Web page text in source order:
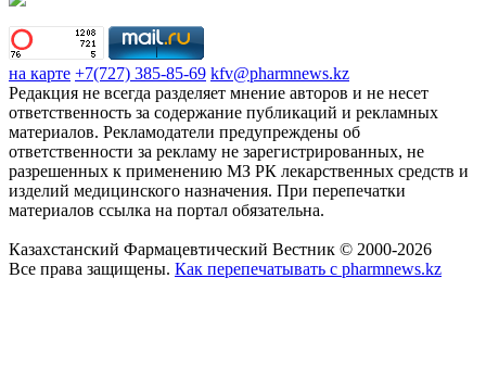
на карте +7(727) 385-85-69 kfv@pharmnews.kz
Редакция не всегда разделяет мнение авторов и не несет
ответственность за содержание публикаций и рекламных
материалов. Рекламодатели предупреждены об
ответственности за рекламу не зарегистрированных, не
разрешенных к применению МЗ РК лекарственных средств и
изделий медицинского назначения. При перепечатки
материалов ссылка на портал обязательна.
Казахстанский Фармацевтический Вестник © 2000-2026
Все права защищены. Как перепечатывать с pharmnews.kz